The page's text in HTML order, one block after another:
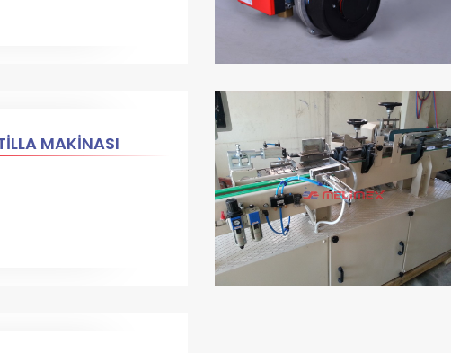
MAKİNASI